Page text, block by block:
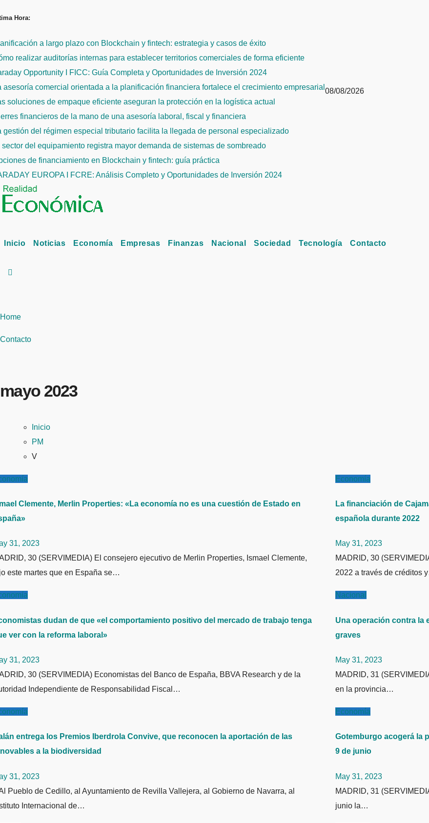
al
Hora:
a largo plazo con Blockchain y fintech: estrategia y casos de éxito
realizar auditorías internas para establecer territorios comerciales de forma eficiente
Opportunity I FICC: Guía Completa y Oportunidades de Inversión 2024
asesoría comercial orientada a la planificación financiera fortalece el crecimiento empresarial
soluciones de empaque eficiente aseguran la protección en la logística actual
financieros de la mano de una asesoría laboral, fiscal y financiera
gestión del régimen especial tributario facilita la llegada de personal especializado
sector del equipamiento registra mayor demanda de sistemas de sombreado
de financiamiento en Blockchain y fintech: guía práctica
EUROPA I FCRE: Análisis Completo y Oportunidades de Inversión 2024
08/08/2026
Inicio Noticias Economía Empresas Finanzas Nacional Sociedad Tecnología Contacto
Home
Contacto
mayo 2023
Inicio
PM
V
Clemente, Merlin Properties: «La economía no es una cuestión de Estado en
31, 2023
este martes que en España se…
Economía
La financiación de
española durante 2022
May 31, 2023
MADRID, 30 (SERVIMEDIA) La financiación concedida por el Grupo Cooperativo Cajamar en
2022 a través de créditos
dudan de que «el comportamiento positivo del mercado de trabajo tenga
ver con la reforma laboral»
31, 2023
Independiente de Responsabilidad Fiscal…
Nacional
Una operación contra la
graves
May 31, 2023
MADRID, 31 (SERVIMEDIA) La Guardia Civil y la Inspección de Trabajo han llevado a cabo
en la provincia…
entrega los Premios Iberdrola Convive, que reconocen la aportación de las
a la biodiversidad
31, 2023
Internacional de…
Economía
Gotemburgo acogerá la
9 de junio
May 31, 2023
MADRID, 31 (SERVIMEDIA) La ciudad sueca de Gotemburgo acogerá los días 7, 8 y 9 de
junio la…